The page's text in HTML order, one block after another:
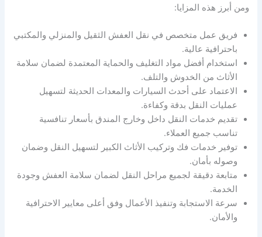
ومن أبرز هذه المزايا:
فريق عمل متخصص في نقل العفش الثقيل والمنزلي والمكتبي
باحترافية عالية.
استخدام أفضل مواد التغليف والحماية المعتمدة لضمان سلامة
الأثاث من الخدوش والتلف.
الاعتماد على أحدث السيارات والمعدات الحديثة لتسهيل
عمليات النقل بدقة وكفاءة.
تقديم خدمات النقل داخل وخارج المندق بأسعار تنافسية
تناسب جميع العملاء.
توفير خدمات فك وتركيب الأثاث الكبير لتسهيل النقل وضمان
وصوله بأمان.
متابعة دقيقة لجميع مراحل النقل لضمان سلامة العفش وجودة
الخدمة.
سرعة الاستجابة وتنفيذ الأعمال وفق أعلى معايير الاحترافية
والأمان.